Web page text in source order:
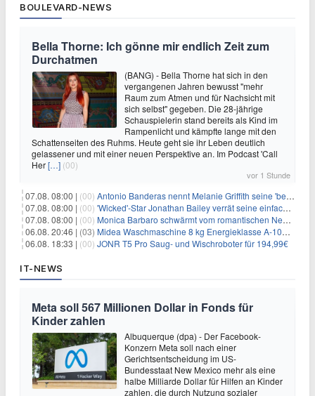
BOULEVARD-NEWS
Bella Thorne: Ich gönne mir endlich Zeit zum
Durchatmen
(BANG) - Bella Thorne hat sich in den
vergangenen Jahren bewusst "mehr
Raum zum Atmen und für Nachsicht mit
sich selbst" gegeben. Die 28-jährige
Schauspielerin stand bereits als Kind im
Rampenlicht und kämpfte lange mit den
Schattenseiten des Ruhms. Heute geht sie ihr Leben deutlich
gelassener und mit einer neuen Perspektive an. Im Podcast 'Call
Her[…] (00)
vor 1 Stunde
07.08. 08:00 | (00) Antonio Banderas nennt Melanie Griffith seine 'beste Freundin'
07.08. 08:00 | (00) 'Wicked'-Star Jonathan Bailey verrät seine einfache Hautpflegeroutine
07.08. 08:00 | (00) Monica Barbaro schwärmt vom romantischen New York
06.08. 20:46 | (03) Midea Waschmaschine 8 kg Energieklasse A-10% 1400 U/Min für 289,97€
06.08. 18:33 | (00) JONR T5 Pro Saug- und Wischroboter für 194,99€
IT-NEWS
Meta soll 567 Millionen Dollar in Fonds für
Kinder zahlen
Albuquerque (dpa) - Der Facebook-
Konzern Meta soll nach einer
Gerichtsentscheidung im US-
Bundesstaat New Mexico mehr als eine
halbe Milliarde Dollar für Hilfen an Kinder
zahlen, die durch Nutzung sozialer